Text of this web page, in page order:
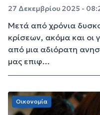
27 Δεκεμβρίου 2025 -
Μετά από χρόνια
κρίσεων, ακόμα και οι
από μια αδιόρατη
μας επιφ...
Οικονομία